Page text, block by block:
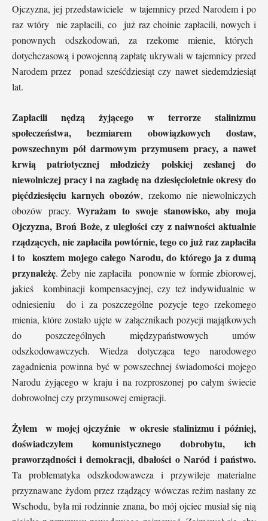
Ojczyzna, jej przedstawiciele w tajemnicy przed Narodem i po
raz wtóry nie zapłacili, co już raz choinie zapłacili, nowych i
ponownych odszkodowań, za rzekome mienie, których
dotychczasową i powojenną zapłatę ukrywali w tajemnicy przed
Narodem przez ponad sześćdziesiąt czy nawet siedemdziesiąt
lat.
Zapłacili nędzą żyjącego w terrorze stalinizmu
społeczeństwa, bezmiarem obowiązkowych dostaw,
powszechnym pół darmowym przymusem pracy, a nawet
krwią patriotycznej młodzieży polskiej zesłanej do
niewolniczej pracy i na zagładę na dziesięcioletnie okresy do
pięćdziesięciu karnych obozów, rzekomo nie niewolniczych
obozów pracy.Wyrażam to swoje stanowisko, aby moja
Ojczyzna, Broń Boże, z uległości czy z naiwności aktualnie
rządzących, nie zapłaciła powtórnie, tego co już raz zapłaciła
i to kosztem mojego całego Narodu, do którego ja z dumą
przynależę. Żeby nie zapłaciła ponownie w formie zbiorowej,
jakieś kombinacji kompensacyjnej, czy też indywidualnie w
odniesieniu do i za poszczególne pozycje tego rzekomego
mienia, które zostało ujęte w załącznikach pozycji majątkowych
do poszczególnych międzypaństwowych umów
odszkodowawczych. Wiedza dotycząca tego narodowego
zagadnienia powinna być w powszechnej świadomości mojego
Narodu żyjącego w kraju i na rozproszonej po całym świecie
dobrowolnej czy przymusowej emigracji.
Żyłem w mojej ojczyźnie w okresie stalinizmu i później,
doświadczyłem komunistycznego dobrobytu, ich
praworządności i demokracji, dbałości o Naród i państwo.
Ta problematyka odszkodowawcza i przywileje materialne
przyznawane żydom przez rządzący wówczas reżim nasłany ze
Wschodu, była mi rodzinnie znana, bo mój ojciec musiał się nią